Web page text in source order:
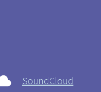
SoundCloud